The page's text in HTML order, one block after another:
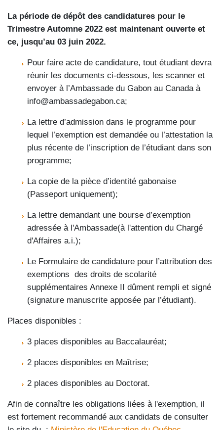
La période de dépôt des candidatures pour le
Trimestre Automne 2022 est maintenant ouverte et
ce, jusqu’au 03 juin 2022.
Pour faire acte de candidature, tout étudiant devra
réunir les documents ci-dessous, les scanner et
envoyer à l’Ambassade du Gabon au Canada à
info@ambassadegabon.ca;
La lettre d’admission dans le programme pour
lequel l’exemption est demandée ou l’attestation la
plus récente de l’inscription de l’étudiant dans son
programme;
La copie de la pièce d’identité gabonaise
(Passeport uniquement);
La lettre demandant une bourse d’exemption
adressée à l'Ambassade(à l'attention du Chargé
d'Affaires a.i.);
Le Formulaire de candidature pour l’attribution des
exemptions des droits de scolarité
supplémentaires Annexe II dûment rempli et signé
(signature manuscrite apposée par l’étudiant).
Places disponibles :
3 places disponibles au Baccalauréat;
2 places disponibles en Maîtrise;
2 places disponibles au Doctorat.
Afin de connaître les obligations liées à l'exemption, il
est fortement recommandé aux candidats de consulter